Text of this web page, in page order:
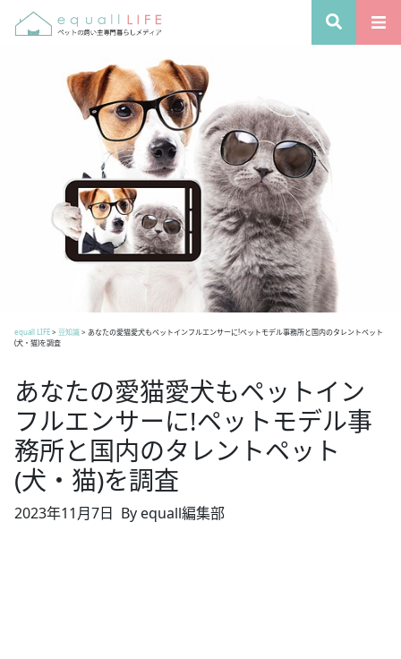
equall LIFE> 豆知識> あなたの愛猫愛犬もペットインフルエンサーに!ペットモデル事務所と国内のタレントペット
(犬・猫)を調査
あなたの愛猫愛犬もペットイン
フルエンサーに!ペットモデル事
務所と国内のタレントペット
(犬・猫)を調査
2023年11月7日 By equall編集部